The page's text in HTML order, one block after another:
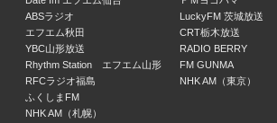
河村通夫
15:30 ～ 15:39
＃さえのわっふる（３）
武田早絵 / 田尻敏明
15:39 ～ 17:00
ABSラジオ
エフエム秋田
YBC山形放送
Rhythm Station エフエム山形
RFCラジオ福島
ふくしまFM
NHK AM（札幌）
LuckyFM 茨城放送
CRT栃木放送
RADIO BERRY
FM GUNMA
NHK AM（東京）